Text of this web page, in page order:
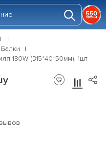
Балки
180W (315*40*50мм), 1шт